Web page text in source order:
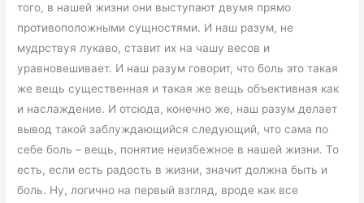
того, в нашей жизни они выступают двумя прямо
противоположными сущностями. И наш разум, не
мудрствуя лукаво, ставит их на чашу весов и
уравновешивает. И наш разум говорит, что боль это такая
же вещь существенная и такая же вещь объективная как
и наслаждение. И отсюда, конечно же, наш разум делает
вывод такой заблуждающийся следующий, что сама по
себе боль – вещь, понятие неизбежное в нашей жизни. То
есть, если есть радость в жизни, значит должна быть и
боль. Ну, логично на первый взгляд, вроде как все